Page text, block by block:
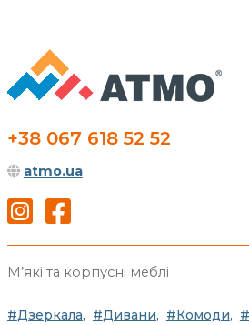
+38 067 618 52 52
atmo.ua
М’які та корпусні меблі
Дзеркала Дивани Комоди